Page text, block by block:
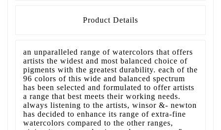
Product Details
an unparalleled range of watercolors that offers
artists the widest and most balanced choice of
pigments with the greatest durability. each of the
96 colors of this wide and balanced spectrum
has been selected and formulated to offer artists
a range that best meets their working needs.
always listening to the artists, winsor &- newton
has decided to enhance its range of extra-fine
watercolors compared to the other ranges,